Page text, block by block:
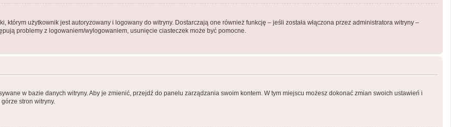
którym użytkownik jest autoryzowany i logowany do witryny. Dostarczają one również funkcję – jeśli została włączona przez administratora witryny –
problemy z logowaniem/wylogowaniem, usunięcie ciasteczek może być pomocne.
w bazie danych witryny. Aby je zmienić, przejdź do panelu zarządzania swoim kontem. W tym miejscu możesz dokonać zmian swoich ustawień i
stron witryny.